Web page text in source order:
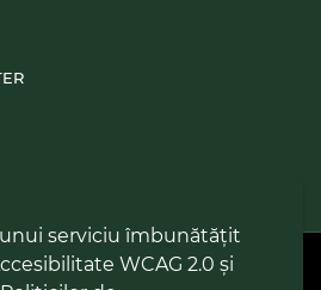
serviciu îmbunătățit
WCAG 2.0 și
|Setări Cookies și Accesibilitate
|Politică de confidențialitate site